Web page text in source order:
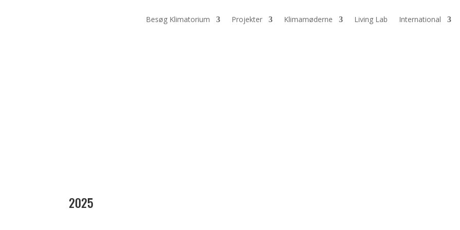
Besøg Klimatorium Projekter Klimamøderne Living Lab International
2025